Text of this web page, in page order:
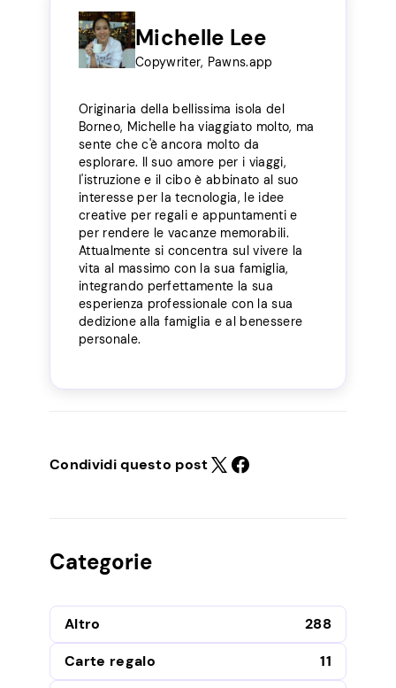
Michelle Lee
Copywriter, Pawns.app
Originaria della bellissima isola del
Borneo, Michelle ha viaggiato molto, ma
sente che c'è ancora molto da
esplorare. Il suo amore per i viaggi,
l'istruzione e il cibo è abbinato al suo
interesse per la tecnologia, le idee
creative per regali e appuntamenti e
per rendere le vacanze memorabili.
Attualmente si concentra sul vivere la
vita al massimo con la sua famiglia,
integrando perfettamente la sua
esperienza professionale con la sua
dedizione alla famiglia e al benessere
personale.
Condividi questo post
Categorie
Altro
288
Carte regalo
11